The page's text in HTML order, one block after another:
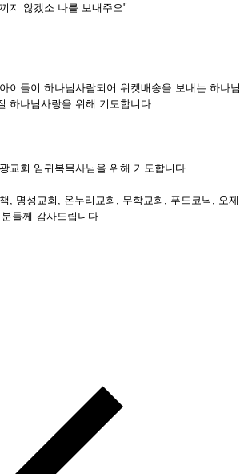
지 않겠소 나를 보내주오"
이들이 하나님사람되어 위켓배송을 보내는 하나님
하나님사랑을 위해 기도합니다.
교회 임귀복목사님을 위해 기도합니다
, 명성교회, 온누리교회, 무학교회, 푸드코닉, 오제
들께 감사드립니다